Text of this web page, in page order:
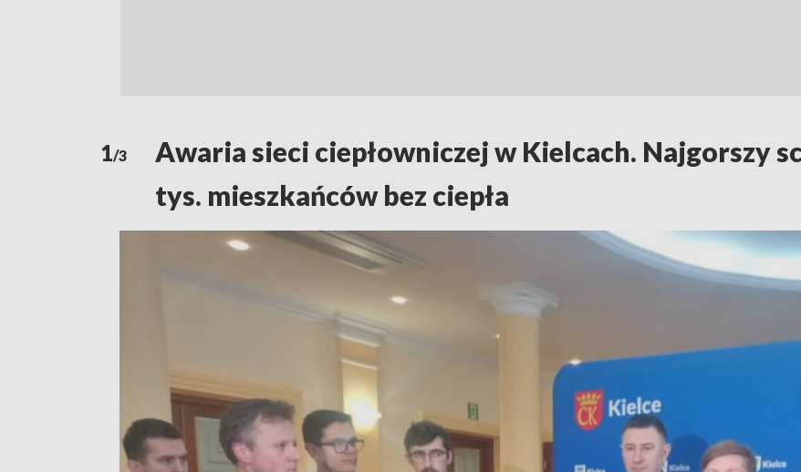
1/3
Awaria sieci ciepłowniczej w Kielcach. Najgorszy
tys. mieszkańców bez ciepła